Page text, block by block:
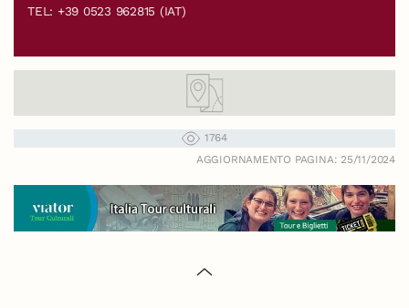
TEL: +39 0523 962815 (IAT)
1764
AGGIORNAMENTO PAGINA: 25/11/2024